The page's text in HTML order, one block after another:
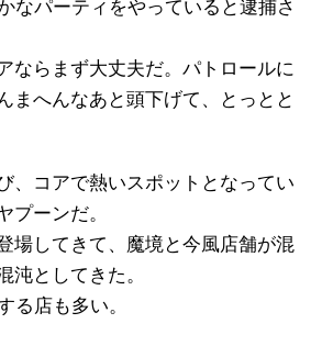
なパーティをやっていると逮捕さ
ならまず大丈夫だ。パトロールに
まへんなあと頭下げて、とっとと
、コアで熱いスポットとなってい
プーンだ。
場してきて、魔境と今風店舗が混
沌としてきた。
る店も多い。